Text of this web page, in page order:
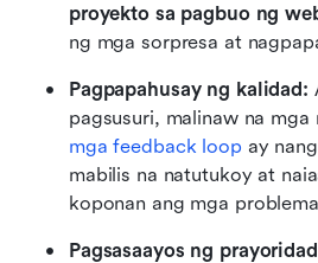
proyekto sa pagbuo ng
ng mga sorpresa at
Pagpapahusay ng kalidad:
mga feedback loop ay
mabilis na natutukoy at
koponan ang mga
Pagsasaayos ng